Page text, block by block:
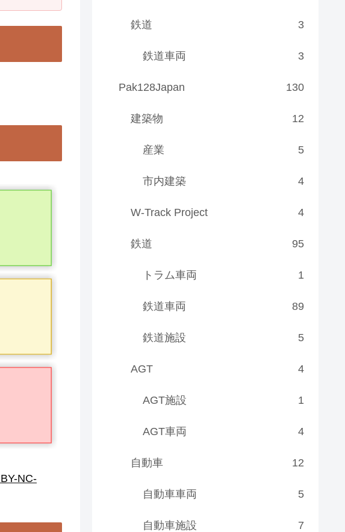
NC-
鉄道 3
鉄道車両 3
Pak128Japan 130
建築物 12
産業 5
市内建築 4
W-Track Project 4
鉄道 95
トラム車両 1
鉄道車両 89
鉄道施設 5
AGT 4
AGT施設 1
AGT車両 4
自動車 12
自動車車両 5
自動車施設 7